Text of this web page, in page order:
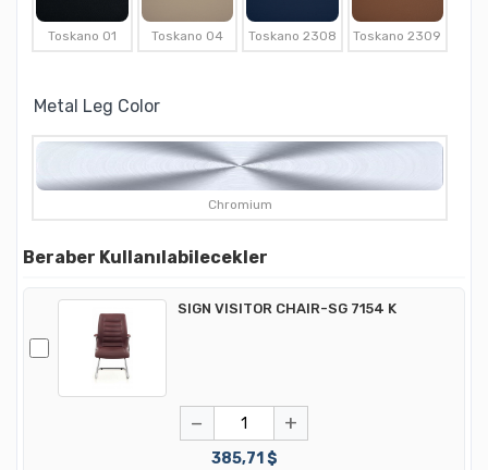
Toskano 01 Toskano 04 Toskano 2308 Toskano 2309
Metal Leg Color
Chromium
Beraber Kullanılabilecekler
SIGN VISITOR CHAIR-SG 7154 K
− +
385,71 $